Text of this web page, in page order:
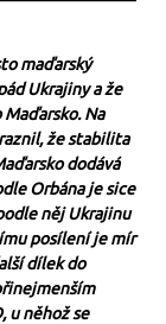
maďarský
Ukrajiny a že
Na
že stabilita
dodává
Orbána je sice
něj Ukrajinu
posílení je mír
dílek do
u něhož se